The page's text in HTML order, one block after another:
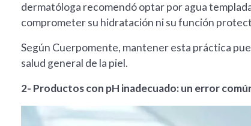
dermatóloga recomendó optar por agua
comprometer su hidratación ni su función
Según Cuerpomente, mantener esta práctica
salud general de la piel.
2- Productos con pH inadecuado: un error